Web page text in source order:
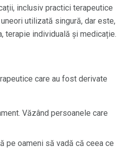
inclusiv practici terapeutice
utilizată singură, dar este,
terapie individuală și medicație.
care au fost derivate
Văzând persoanele care
pe oameni să vadă că ceea ce